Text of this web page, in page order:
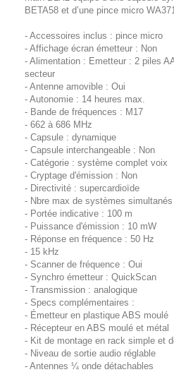
BETA58 et d’une pince micro
- Accessoires inclus : pince micro
- Affichage écran émetteur : Non
- Alimentation : Emetteur : 2 piles
secteur
- Antenne amovible : Oui
- Autonomie : 14 heures max.
- Bande de fréquences : M17
- 662 à 686 MHz
- Capsule : dynamique
- Capsule interchangeable : Non
- Catégorie : système complet voix
- Cryptage d'émission : Non
- Directivité : supercardioïde
- Nbre max de systèmes
- Portée indicative : 100 m
- Puissance d'émission : 10 mW
- Réponse en fréquence : 50 Hz
- 15 kHz
- Scanner de fréquence : Oui
- Synchro émetteur : QuickScan
- Transmission : analogique
- Specs complémentaires :
- Émetteur en plastique ABS moulé
- Récepteur en ABS moulé et métal
- Kit de montage en rack simple et
- Niveau de sortie audio réglable
- Antennes ¼ onde détachables